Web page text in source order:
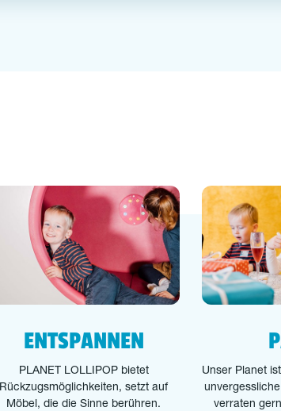
ENTSPANNEN
PLANET LOLLIPOP bietet
Rückzugsmöglichkeiten, setzt auf
Möbel, die die Sinne berühren.
Unser Planet
verraten